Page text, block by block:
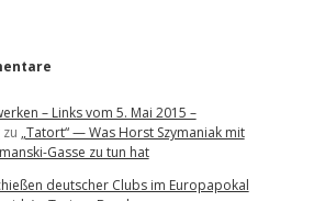
– Links vom 5. Mai 2015 –
zu „Tatort“ — Was Horst Szymaniak mit
Gasse zu tun hat
deutscher Clubs im Europapokal